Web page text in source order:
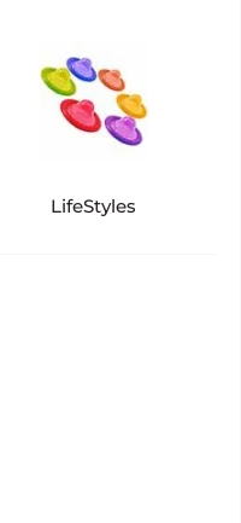
LifeStyles